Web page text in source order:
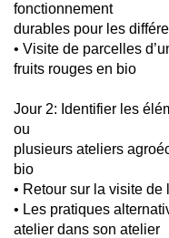
fonctionnement
durables pour les
• Visite de parcelles
fruits rouges en bio
Jour 2: Identifier les
ou
plusieurs ateliers
bio
• Retour sur la visite
• Les pratiques
atelier dans son atelier